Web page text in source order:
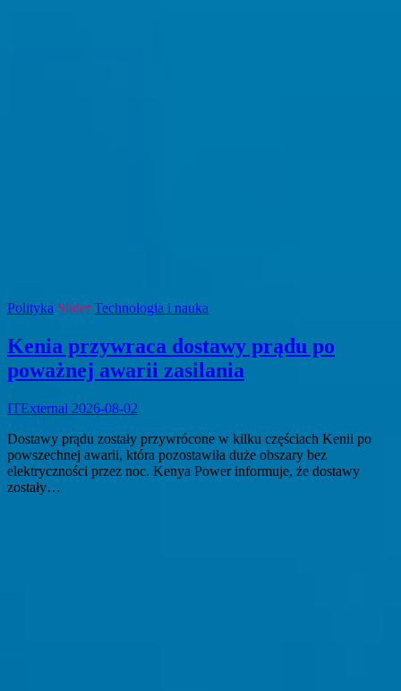
Polityka Slider Technologia i nauka
Kenia przywraca dostawy prądu po
poważnej awarii zasilania
ITExternal 2026-08-02
Dostawy prądu zostały przywrócone w kilku częściach Kenii po
powszechnej awarii, która pozostawiła duże obszary bez
elektryczności przez noc. Kenya Power informuje, że dostawy
zostały…